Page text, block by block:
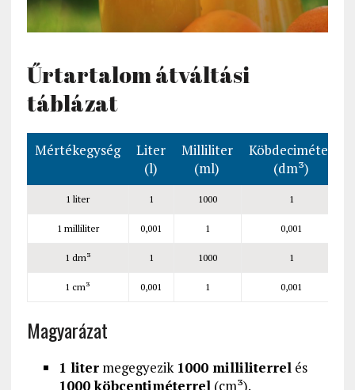
Űrtartalom átváltási
táblázat
Mértékegység
Liter
(l)
Milliliter
(ml)
Köbdeciméter
(dm³)
1 liter 1 1000 1
1 milliliter 0,001 1 0,001
1 dm³ 1 1000 1
1 cm³ 0,001 1 0,001
Magyarázat
1 litermegegyezik 1000 milliliterrelés
1000 köbcentiméterrel(cm³).